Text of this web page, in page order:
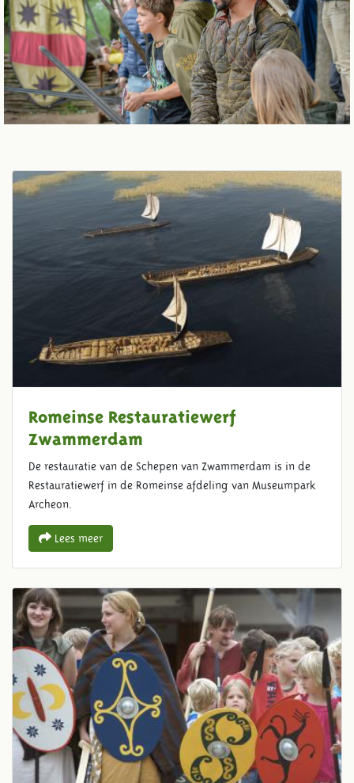
Romeinse Restauratiewerf
Zwammerdam
De restauratie van de Schepen van Zwammerdam is in de
Restauratiewerf in de Romeinse afdeling van Museumpark
Archeon.
Lees meer